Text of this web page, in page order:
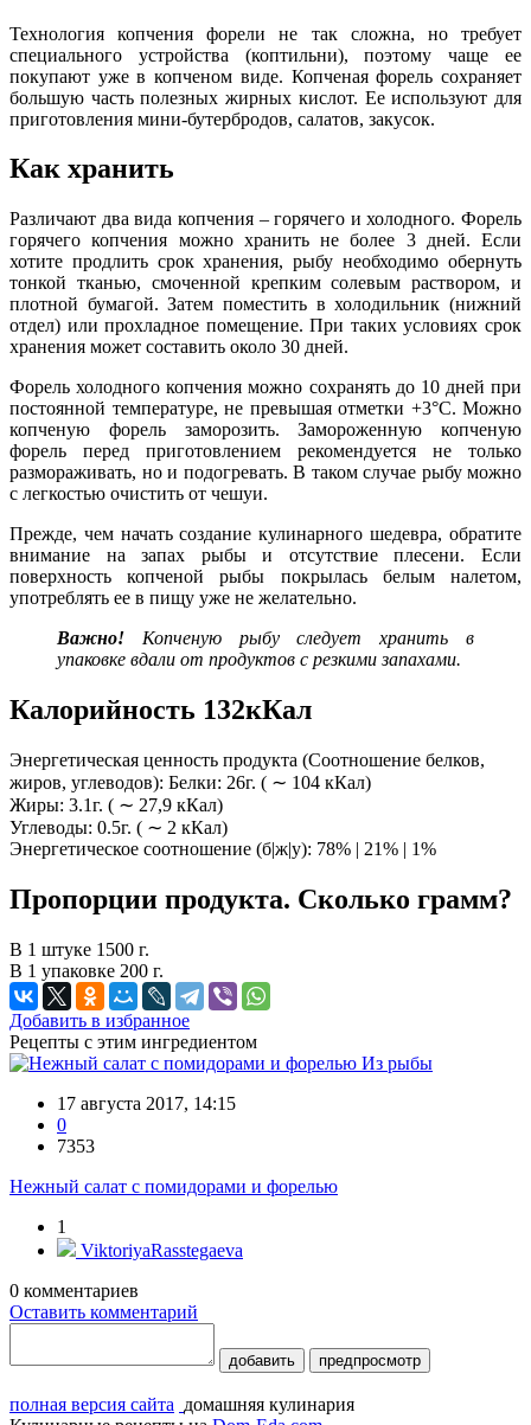
Технология копчения форели не так сложна, но требует
специального устройства (коптильни), поэтому чаще ее
покупают уже в копченом виде. Копченая форель сохраняет
большую часть полезных жирных кислот. Ее используют для
приготовления мини-бутербродов, салатов, закусок.
Как хранить
Различают два вида копчения – горячего и холодного. Форель
горячего копчения можно хранить не более 3 дней. Если
хотите продлить срок хранения, рыбу необходимо обернуть
тонкой тканью, смоченной крепким солевым раствором, и
плотной бумагой. Затем поместить в холодильник (нижний
отдел) или прохладное помещение. При таких условиях срок
хранения может составить около 30 дней.
Форель холодного копчения можно сохранять до 10 дней при
постоянной температуре, не превышая отметки +3°C. Можно
копченую форель заморозить. Замороженную копченую
форель перед приготовлением рекомендуется не только
размораживать, но и подогревать. В таком случае рыбу можно
с легкостью очистить от чешуи.
Прежде, чем начать создание кулинарного шедевра, обратите
внимание на запах рыбы и отсутствие плесени. Если
поверхность копченой рыбы покрылась белым налетом,
употреблять ее в пищу уже не желательно.
Важно!
Копченую рыбу следует хранить в
упаковке вдали от продуктов с резкими запахами.
Калорийность 132кКал
Энергетическая ценность продукта (Соотношение белков,
жиров, углеводов): Белки: 26г. ( ∼ 104 кКал)
Жиры: 3.1г. ( ∼ 27,9 кКал)
Углеводы: 0.5г. ( ∼ 2 кКал)
Энергетическое соотношение (б|ж|у): 78% | 21% | 1%
Пропорции продукта. Сколько грамм?
В 1 штуке 1500 г.
В 1 упаковке 200 г.
Добавить в избранное
Рецепты с этим ингредиентом
Из рыбы
17 августа 2017, 14:15
0
7353
Нежный салат с помидорами и форелью
1
ViktoriyaRasstegaeva
0 комментариев
Оставить комментарий
добавить предпросмотр
полная версия сайта домашняя кулинария